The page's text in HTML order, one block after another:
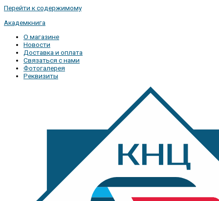
Перейти к содержимому
Академкнига
О магазине
Новости
Доставка и оплата
Связаться с нами
Фотогалерея
Реквизиты